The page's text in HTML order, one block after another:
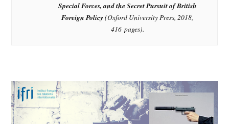
Special Forces, and the Secret Pursuit of British
Foreign Policy(Oxford University Press, 2018,
416 pages).